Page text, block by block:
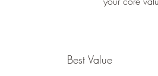
Best Value